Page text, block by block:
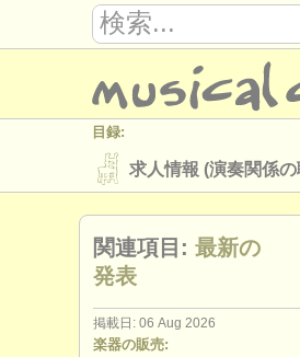
目録:
求人情報 (演奏関係の
楽器の販売 盗
ディレクトリー:
musicalchairs:
関連項目: 最新の
発表
掲載日: 06 Aug 2026
楽器の販売: